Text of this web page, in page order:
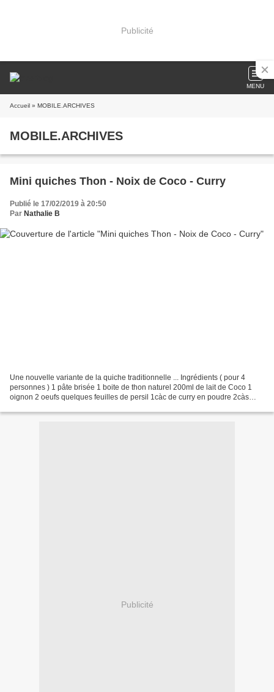
Publicité
MENU
Accueil » MOBILE.ARCHIVES
MOBILE.ARCHIVES
Mini quiches Thon - Noix de Coco - Curry
Publié le 17/02/2019 à 20:50
Par Nathalie B
Une nouvelle variante de la quiche traditionnelle ... Ingrédients ( pour 4
personnes ) 1 pâte brisée 1 boite de thon naturel 200ml de lait de Coco 1
oignon 2 oeufs quelques feuilles de persil 1càc de curry en poudre 2càs
Publicité